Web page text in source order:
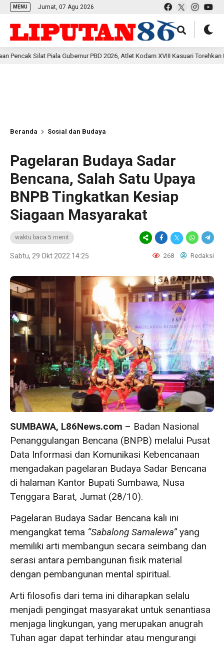
MENU Jumat, 07 Agu 2026
Gubernur PBD 2026, Atlet Kodam XVIII Kasuari Torehkan Prestasi Gemilang
Beranda Sosial dan Budaya
Pagelaran Budaya Sadar
Bencana, Salah Satu Upaya
BNPB Tingkatkan Kesiap
Siagaan Masyarakat
waktu baca 5 menit
Sabtu, 29 Okt 2022 14:25 268 Redaksi
SUMBAWA, L86News.com – Badan Nasional
Penanggulangan Bencana (BNPB) melalui Pusat
Data Informasi dan Komunikasi Kebencanaan
mengadakan pagelaran Budaya Sadar Bencana
di halaman Kantor Bupati Sumbawa, Nusa
Tenggara Barat, Jumat (28/10).
Pagelaran Budaya Sadar Bencana kali ini
mengangkat tema “Sabalong Samalewa”yang
memiliki arti membangun secara seimbang dan
serasi antara pembangunan fisik material
dengan pembangunan mental spiritual.
Arti filosofis dari tema ini diharapkan selalu
menjadi pengingat masyarakat untuk senantiasa
menjaga lingkungan, yang merupakan anugrah
Tuhan agar dapat terhindar atau mengurangi